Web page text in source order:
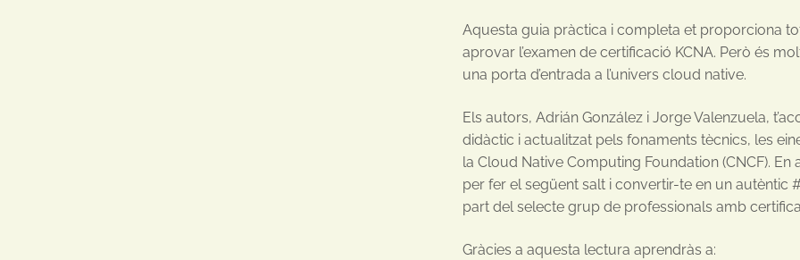
Aquesta guia pràctica i completa et proporciona
aprovar l’examen de certificació KCNA. Però és
una porta d’entrada a l’univers cloud native.
Els autors, Adrián González i Jorge Valenzuela,
didàctic i actualitzat pels fonaments tècnics, les
la Cloud Native Computing Foundation (CNCF).
per fer el següent salt i convertir-te en un autèntic
part del selecte grup de professionals amb
Gràcies a aquesta lectura aprendràs a: